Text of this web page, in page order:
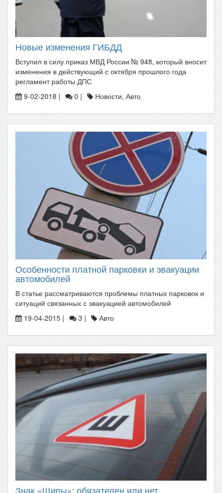
Новые изменения ГИБДД
Вступил в силу приказ МВД России № 948, который вносит
изменения в действующий с октября прошлого года
регламент работы ДПС
9-02-2018 |
0 | Новости, Авто
Особенности платной парковки и эвакуации
автомобилей
В статье рассматриваются проблемы платных парковок и
ситуаций связанных с эвакуацией автомобилей
19-04-2015 |
3 | Авто
Знак «Шипы»: обязателен или нет